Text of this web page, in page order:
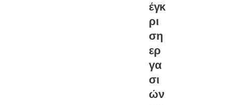
έγκ
ρι
ση
ερ
γα
σι
ών